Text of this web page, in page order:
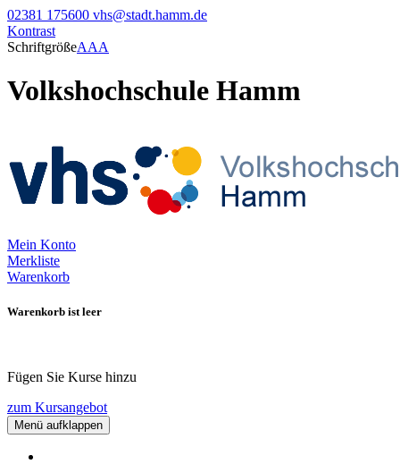
02381 175600 vhs@stadt.hamm.de
Kontrast
SchriftgrößeAAA
Volkshochschule Hamm
Mein Konto
Merkliste
Warenkorb
Warenkorb ist leer
Fügen Sie Kurse hinzu
zum Kursangebot
Menü aufklappen